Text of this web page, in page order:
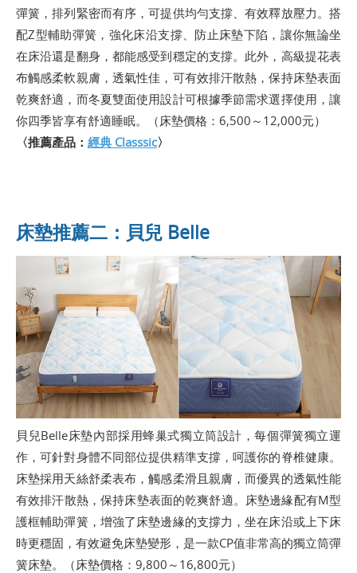
彈簧，排列緊密而有序，可提供均勻支撐、有效釋放壓力。搭
配Z型輔助彈簧，強化床沿支撐、防止床墊下陷，讓你無論坐
在床沿還是翻身，都能感受到穩定的支撐。此外，高級提花表
布觸感柔軟親膚，透氣性佳，可有效排汗散熱，保持床墊表面
乾爽舒適，而冬夏雙面使用設計可根據季節需求選擇使用，讓
你四季皆享有舒適睡眠。（床墊價格：6,500～12,000元）
〈推薦產品： 經典 Classsic〉
床墊推薦二：貝兒 Belle
貝兒Belle床墊內部採用蜂巢式獨立筒設計，每個彈簧獨立運
作，可針對身體不同部位提供精準支撐，呵護你的脊椎健康。
床墊採用天絲舒柔表布，觸感柔滑且親膚，而優異的透氣性能
有效排汗散熱，保持床墊表面的乾爽舒適。床墊邊緣配有M型
護框輔助彈簧，增強了床墊邊緣的支撐力，坐在床沿或上下床
時更穩固，有效避免床墊變形，是一款CP值非常高的獨立筒彈
簧床墊。（床墊價格：9,800～16,800元）